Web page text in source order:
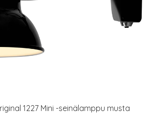
1227 Mini -seinälamppu musta